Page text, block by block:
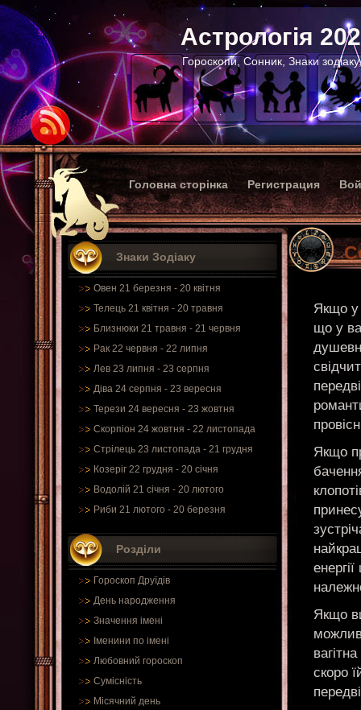
Астрологія
Гороскопи, Сонник, Знаки
Головна сторінка Регистрация
Знаки Зодіаку
Овен 21 березня - 20 квітня
Телець 21 квітня - 20 травня
Близнюки 21 травня - 21 червня
Рак 22 червня - 22 липня
Лев 23 липня - 23 серпня
Діва 24 серпня - 23 вересня
Терези 24 вересня - 23 жовтня
Скорпіон 24 жовтня - 22 листопада
Стрілець 23 листопада - 21 грудня
Козеріг 22 грудня - 20 січня
Водолій 21 січня - 20 лютого
Риби 21 лютого - 20 березня
Розділи
Гороскоп Друїдів
День народження
Значення імені
Іменини по імені
Любовний гороскоп
Сумісність
Місячний день
Якщо у
що у
Якщо
Якщо
скоро